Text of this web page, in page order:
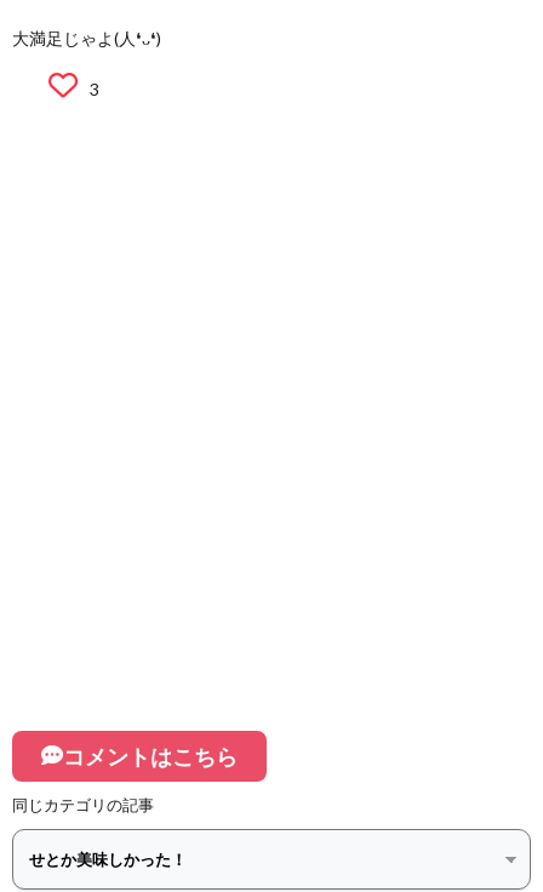
大満足じゃよ(人❛ᴗ❛)
3
コメントはこちら
同じカテゴリの記事